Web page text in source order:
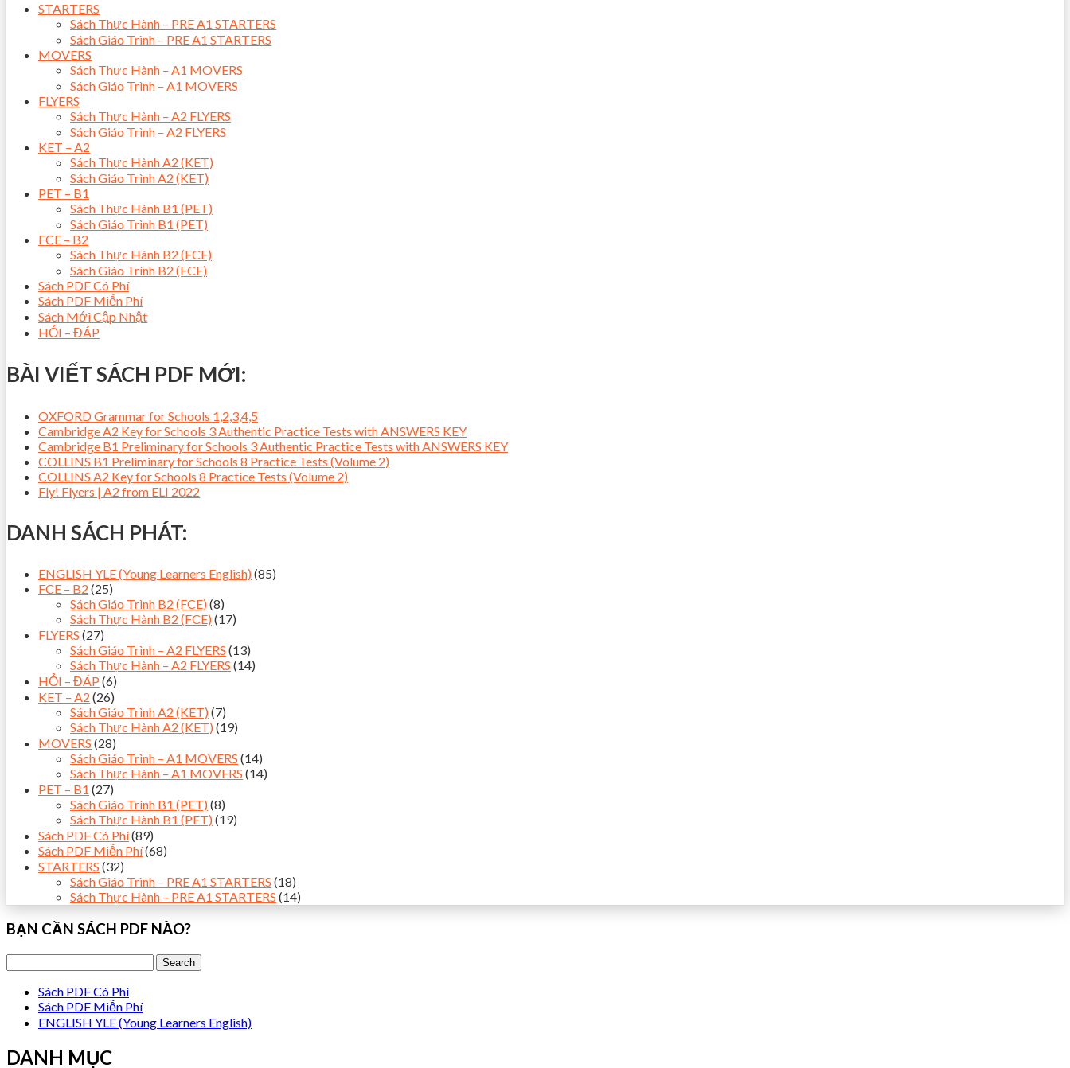
STARTERS
Sách Thực Hành – PRE A1 STARTERS
Sách Giáo Trình – PRE A1 STARTERS
MOVERS
Sách Thực Hành – A1 MOVERS
Sách Giáo Trình – A1 MOVERS
FLYERS
Sách Thực Hành – A2 FLYERS
Sách Giáo Trình – A2 FLYERS
KET – A2
Sách Thực Hành A2 (KET)
Sách Giáo Trình A2 (KET)
PET – B1
Sách Thực Hành B1 (PET)
Sách Giáo Trình B1 (PET)
FCE – B2
Sách Thực Hành B2 (FCE)
Sách Giáo Trình B2 (FCE)
Sách PDF Có Phí
Sách PDF Miễn Phí
Sách Mới Cập Nhật
HỎI – ĐÁP
BÀI VIẾT SÁCH PDF MỚI:
OXFORD Grammar for Schools 1,2,3,4,5
Cambridge A2 Key for Schools 3 Authentic Practice Tests with ANSWERS KEY
Cambridge B1 Preliminary for Schools 3 Authentic Practice Tests with ANSWERS KEY
COLLINS B1 Preliminary for Schools 8 Practice Tests (Volume 2)
COLLINS A2 Key for Schools 8 Practice Tests (Volume 2)
Fly! Flyers | A2 from ELI 2022
DANH SÁCH PHÁT:
ENGLISH YLE (Young Learners English) (85)
FCE – B2 (25)
Sách Giáo Trình B2 (FCE) (8)
Sách Thực Hành B2 (FCE) (17)
FLYERS (27)
Sách Giáo Trình – A2 FLYERS (13)
Sách Thực Hành – A2 FLYERS (14)
HỎI – ĐÁP (6)
KET – A2 (26)
Sách Giáo Trình A2 (KET) (7)
Sách Thực Hành A2 (KET) (19)
MOVERS (28)
Sách Giáo Trình – A1 MOVERS (14)
Sách Thực Hành – A1 MOVERS (14)
PET – B1 (27)
Sách Giáo Trình B1 (PET) (8)
Sách Thực Hành B1 (PET) (19)
Sách PDF Có Phí(89)
Sách PDF Miễn Phí(68)
STARTERS (32)
Sách Giáo Trình – PRE A1 STARTERS (18)
Sách Thực Hành – PRE A1 STARTERS (14)
BẠN CẦN SÁCH PDF NÀO?
Sách PDF Có Phí
Sách PDF Miễn Phí
ENGLISH YLE (Young Learners English)
DANH MỤC